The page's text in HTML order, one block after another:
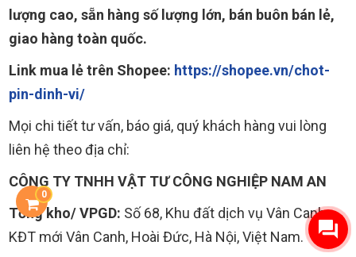
lượng cao, sẵn hàng số lượng lớn, bán buôn bán lẻ,
giao hàng toàn quốc.
Link mua lẻ trên Shopee: https://shopee.vn/chot-
pin-dinh-vi/
Mọi chi tiết tư vấn, báo giá, quý khách hàng vui lòng
liên hệ theo địa chỉ:
CÔNG TY TNHH VẬT TƯ CÔNG NGHIỆP NAM AN
Tổng kho/ VPGD: Số 68, Khu đất dịch vụ Vân Canh,
KĐT mới Vân Canh, Hoài Đức, Hà Nội, Việt Nam.
0